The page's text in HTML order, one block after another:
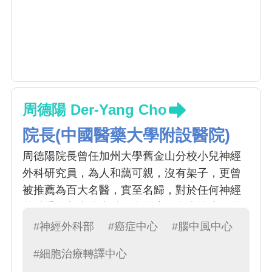
周德陽 Der-Yang Cho
院長(中國醫藥大學附設醫院)
周德陽院長曾任加州大學舊金山分校小兒神經
外科研究員，為人和藹可親，沒有架子，更曾
被推薦為百大名醫，實至名歸，對於任何神經
秘體的研究上更是首屈一指，是中國神經外科
#神經外科部 #癌症中心 #腦中風中心
#細胞治療轉譯中心